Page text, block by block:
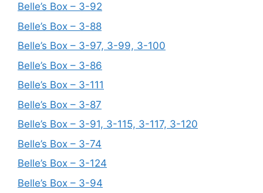
Belle’s Box – 3-92
Belle’s Box – 3-88
Belle’s Box – 3-97, 3-99, 3-100
Belle’s Box – 3-86
Belle’s Box – 3-111
Belle’s Box – 3-87
Belle’s Box – 3-91, 3-115, 3-117, 3-120
Belle’s Box – 3-74
Belle’s Box – 3-124
Belle’s Box – 3-94